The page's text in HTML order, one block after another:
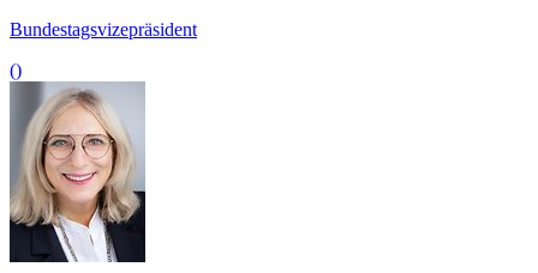
Bundestagsvizepräsident
()